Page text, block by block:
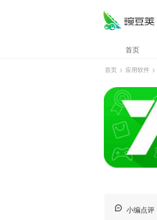
首页
首页 > 应用软件 >
小编点评